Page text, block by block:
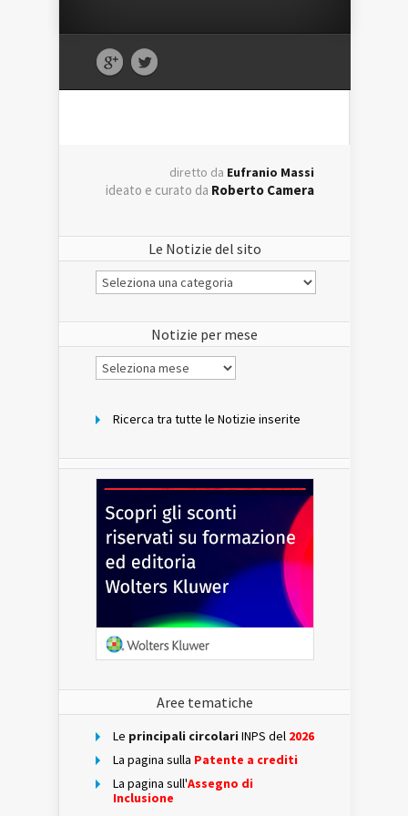
diretto da Eufranio Massi
ideato e curato da Roberto Camera
Le Notizie del sito
Le
Notizie
Notizie per mese
Notizie
per
Ricerca tra tutte le Notizie inserite
Aree tematiche
Le principali circolari INPS del 2026
La pagina sulla Patente a crediti
La pagina sull'Assegno di
Inclusione